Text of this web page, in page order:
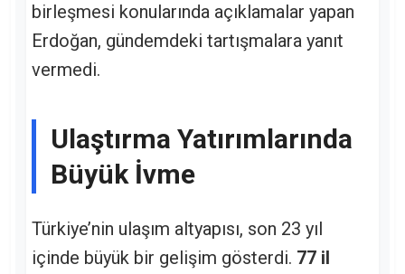
birleşmesi konularında açıklamalar yapan
Erdoğan, gündemdeki tartışmalara yanıt
vermedi.
Ulaştırma Yatırımlarında
Büyük İvme
Türkiye’nin ulaşım altyapısı, son 23 yıl
içinde büyük bir gelişim gösterdi. 77 il